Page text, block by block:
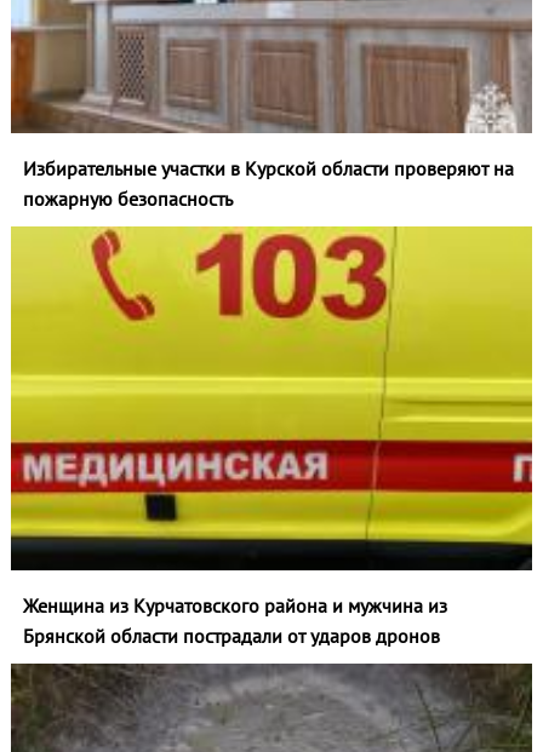
Избирательные участки в Курской области проверяют на
пожарную безопасность
Женщина из Курчатовского района и мужчина из
Брянской области пострадали от ударов дронов